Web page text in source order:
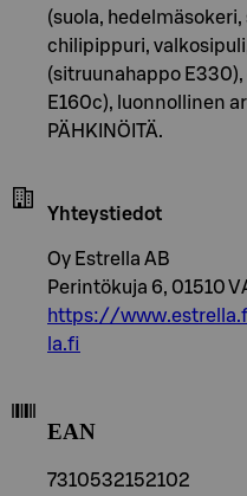
(suola,
chilipippuri,
(sitruunahappo
E160c), luonnollinen
PÄHKINÖITÄ.
Yhteystiedot
Oy Estrella AB
Perintökuja 6, 01510
https://
la.fi
EAN
7310532152102